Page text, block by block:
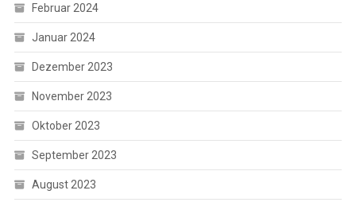
Februar 2024
Januar 2024
Dezember 2023
November 2023
Oktober 2023
September 2023
August 2023